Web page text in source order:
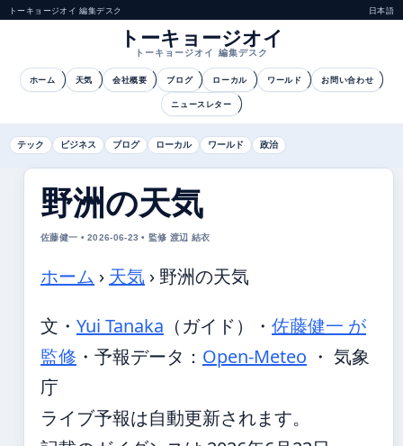
トーキョージオイ 編集デスク 日本語
トーキョージオイ
トーキョージオイ 編集デスク
ホーム 天気 会社概要 ブログ ローカル ワールド お問い合わせ
ニュースレター
テック ビジネス ブログ ローカル ワールド 政治
野洲の天気
佐藤健一 • 2026-06-23 • 監修 渡辺 結衣
ホーム › 天気 › 野洲の天気
文・ Yui Tanaka （ガイド） ・ 佐藤健一 が
監修 ・ 予報データ： Open-Meteo ・ 気象
庁
ライブ予報は自動更新されます。